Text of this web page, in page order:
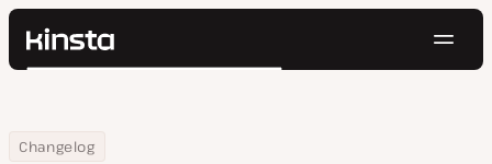
Kinsta®
Preços
Pesquisar
Home
Changelog
Kinsta Introduz Hospedagem de Aplicativos e Hospedagem de